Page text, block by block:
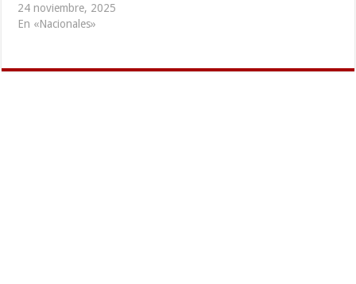
24 noviembre, 2025
En «Nacionales»